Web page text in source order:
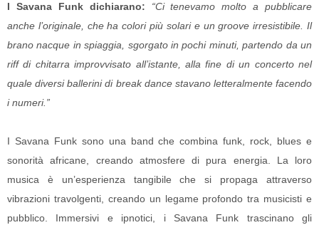
I Savana Funk dichiarano: “Ci tenevamo molto a pubblicare
anche l’originale, che ha colori più solari e un groove irresistibile. Il
brano nacque in spiaggia, sgorgato in pochi minuti, partendo da un
riff di chitarra improvvisato all’istante, alla fine di un concerto nel
quale diversi ballerini di break dance stavano letteralmente facendo
i numeri.”
I Savana Funk sono una band che combina funk, rock, blues e
sonorità africane, creando atmosfere di pura energia. La loro
musica è un’esperienza tangibile che si propaga attraverso
vibrazioni travolgenti, creando un legame profondo tra musicisti e
pubblico. Immersivi e ipnotici, i Savana Funk trascinano gli